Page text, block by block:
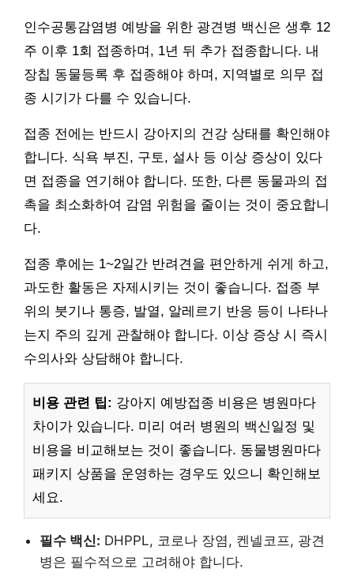
인수공통감염병 예방을 위한 광견병 백신은 생후 12
주 이후 1회 접종하며, 1년 뒤 추가 접종합니다. 내
장칩 동물등록 후 접종해야 하며, 지역별로 의무 접
종 시기가 다를 수 있습니다.
접종 전에는 반드시 강아지의 건강 상태를 확인해야
합니다. 식욕 부진, 구토, 설사 등 이상 증상이 있다
면 접종을 연기해야 합니다. 또한, 다른 동물과의 접
촉을 최소화하여 감염 위험을 줄이는 것이 중요합니
다.
접종 후에는 1~2일간 반려견을 편안하게 쉬게 하고,
과도한 활동은 자제시키는 것이 좋습니다. 접종 부
위의 붓기나 통증, 발열, 알레르기 반응 등이 나타나
는지 주의 깊게 관찰해야 합니다. 이상 증상 시 즉시
수의사와 상담해야 합니다.
비용 관련 팁: 강아지 예방접종 비용은 병원마다
차이가 있습니다. 미리 여러 병원의 백신일정 및
비용을 비교해보는 것이 좋습니다. 동물병원마다
패키지 상품을 운영하는 경우도 있으니 확인해보
세요.
필수 백신: DHPPL, 코로나 장염, 켄넬코프, 광견
병은 필수적으로 고려해야 합니다.